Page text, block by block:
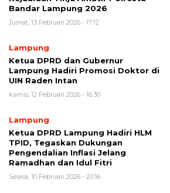
Bandar Lampung 2026
Jumat, 13 Februari 2026 - 17:12
Lampung
Ketua DPRD dan Gubernur
Lampung Hadiri Promosi Doktor di
UIN Raden Intan
Kamis, 12 Februari 2026 - 16:30
Lampung
Ketua DPRD Lampung Hadiri HLM
TPID, Tegaskan Dukungan
Pengendalian Inflasi Jelang
Ramadhan dan Idul Fitri
Selasa, 10 Februari 2026 - 20:16